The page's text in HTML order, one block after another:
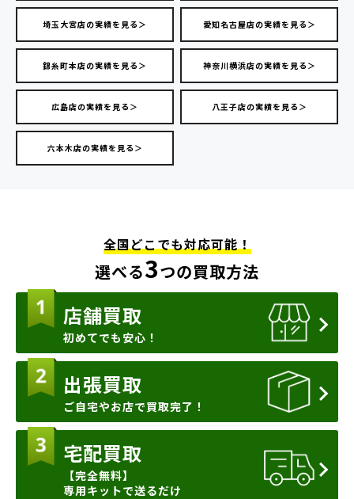
埼玉大宮店の実績を見る＞ 愛知名古屋店の実績を見る＞
錦糸町本店の実績を見る＞ 神奈川横浜店の実績を見る＞
広島店の実績を見る＞ 八王子店の実績を見る＞
六本木店の実績を見る＞
全国どこでも対応可能！
選べる3つの買取方法
店舗買取
初めてでも安心！
出張買取
ご自宅やお店で買取完了！
宅配買取
【完全無料】
専用キットで送るだけ